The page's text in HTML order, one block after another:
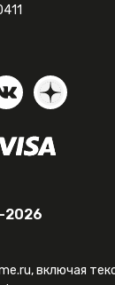
включая